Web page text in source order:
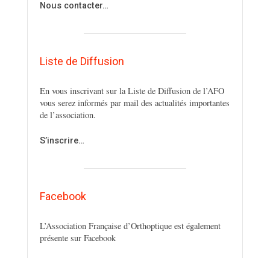
Nous contacter…
Liste de Diffusion
En vous inscrivant sur la Liste de Diffusion de l’AFO
vous serez informés par mail des actualités importantes
de l’association.
S’inscrire…
Facebook
L’Association Française d’Orthoptique est également
présente sur Facebook